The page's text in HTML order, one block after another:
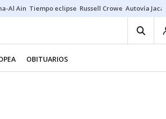
Al Ain Tiempo eclipse Russell Crowe Autovía Jaca
OBITUARIOS